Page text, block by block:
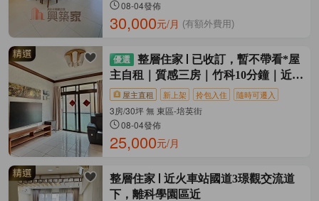
08-04發佈
30,000元/月 (有額外費用)
整層住家
已收訂，暫不帶看*屋
主自租｜質感三房｜竹科10分鐘｜近培
英國屋主直租 新上架 拎包入住 隨時可遷入
3房/30坪 無 東區-培英街
08-04發佈
25,000元/月
整層住家
近火車站國道3璟觀交流道
下，離科學園區近